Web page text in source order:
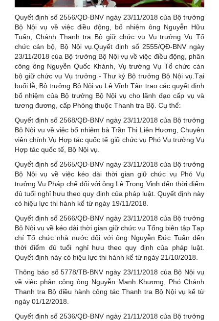
Quyết định số 2556/QĐ-BNV ngày 23/11/2018 của Bộ trưởng
Bộ Nội vụ về việc điều động, bổ nhiệm ông Nguyễn Hữu
Tuấn, Chánh Thanh tra Bộ giữ chức vụ Vụ trưởng Vụ Tổ
chức cán bộ, Bộ Nội vụ.Quyết định số 2555/QĐ-BNV ngày
23/11/2018 của Bộ trưởng Bộ Nội vụ về việc điều động, phân
công ông Nguyễn Quốc Khánh, Vụ trưởng Vụ Tổ chức cán
bộ giữ chức vụ Vụ trưởng - Thư ký Bộ trưởng Bộ Nội vụ.Tại
buổi lễ, Bộ trưởng Bộ Nội vụ Lê Vĩnh Tân trao các quyết định
bổ nhiệm của Bộ trưởng Bộ Nội vụ cho lãnh đạo cấp vụ và
tương đương, cấp Phòng thuộc Thanh tra Bộ. Cụ thể:
Quyết định số 2568/QĐ-BNV ngày 23/11/2018 của Bộ trưởng
Bộ Nội vụ về việc bổ nhiệm bà Trần Thị Liên Hương, Chuyên
viên chính Vụ Hợp tác quốc tế giữ chức vụ Phó Vụ trưởng Vụ
Hợp tác quốc tế, Bộ Nội vụ.
Quyết định số 2565/QĐ-BNV ngày 23/11/2018 của Bộ trưởng
Bộ Nội vụ về việc kéo dài thời gian giữ chức vụ Phó Vụ
trưởng Vụ Pháp chế đối với ông Lê Trọng Vinh đến thời điểm
đủ tuổi nghỉ hưu theo quy định của pháp luật. Quyết định này
có hiệu lực thi hành kể từ ngày 19/11/2018.
Quyết định số 2566/QĐ-BNV ngày 23/11/2018 của Bộ trưởng
Bộ Nội vụ về kéo dài thời gian giữ chức vụ Tổng biên tập Tạp
chí Tổ chức nhà nước đối với ông Nguyễn Đức Tuấn đến
thời điểm đủ tuổi nghỉ hưu theo quy định của pháp luật.
Quyết định này có hiệu lực thi hành kể từ ngày 21/10/2018.
Thông báo số 5778/TB-BNV ngày 23/11/2018 của Bộ Nội vụ
về việc phân công ông Nguyễn Mạnh Khương, Phó Chánh
Thanh tra Bộ điều hành công tác Thanh tra Bộ Nội vụ kể từ
ngày 01/12/2018.
Quyết định số 2536/QĐ-BNV ngày 21/11/2018 của Bộ trưởng